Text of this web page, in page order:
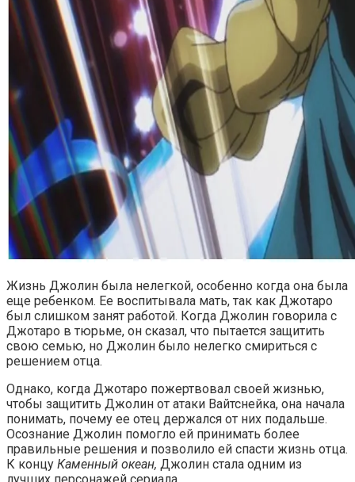
Жизнь Джолин была нелегкой, особенно когда она была
еще ребенком. Ее воспитывала мать, так как Джотаро
был слишком занят работой. Когда Джолин говорила с
Джотаро в тюрьме, он сказал, что пытается защитить
свою семью, но Джолин было нелегко смириться с
решением отца.
Однако, когда Джотаро пожертвовал своей жизнью,
чтобы защитить Джолин от атаки Вайтснейка, она начала
понимать, почему ее отец держался от них подальше.
Осознание Джолин помогло ей принимать более
правильные решения и позволило ей спасти жизнь отца.
К концу Каменный океан, Джолин стала одним из
лучших персонажей сериала.